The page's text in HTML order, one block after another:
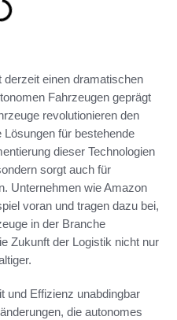
derzeit einen dramatischen
Fahrzeugen geprägt
revolutionieren den
Lösungen für bestehende
dieser Technologien
sorgt auch für
Unternehmen wie Amazon
voran und tragen dazu bei,
in der Branche
Zukunft der Logistik nicht nur
und Effizienz unabdingbar
die autonomes